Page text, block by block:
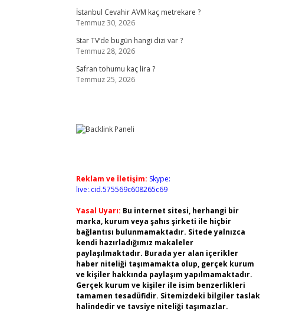
İstanbul Cevahir AVM kaç metrekare ?
Temmuz 30, 2026
Star TV’de bugün hangi dizi var ?
Temmuz 28, 2026
Safran tohumu kaç lira ?
Temmuz 25, 2026
Reklam ve İletişim: Skype:
live:.cid.575569c608265c69
Yasal Uyarı: Bu internet sitesi, herhangi bir
marka, kurum veya şahıs şirketi ile hiçbir
bağlantısı bulunmamaktadır. Sitede yalnızca
kendi hazırladığımız makaleler
paylaşılmaktadır. Burada yer alan içerikler
haber niteliği taşımamakta olup, gerçek kurum
ve kişiler hakkında paylaşım yapılmamaktadır.
Gerçek kurum ve kişiler ile isim benzerlikleri
tamamen tesadüfidir. Sitemizdeki bilgiler taslak
halindedir ve tavsiye niteliği taşımazlar.